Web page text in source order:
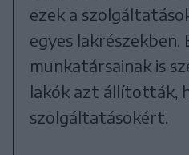
ezek a
egyes lakrészekben.
munkatársainak is
lakók azt állították,
szolgáltatásokért.